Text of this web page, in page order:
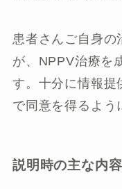
患者さんご自身の
が、NPPV治療を
す。十分に情報提
で同意を得るよう
説明時の主な内容